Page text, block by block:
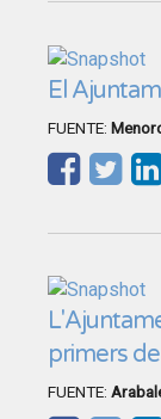
El
FUENTE:
primers
FUENTE: